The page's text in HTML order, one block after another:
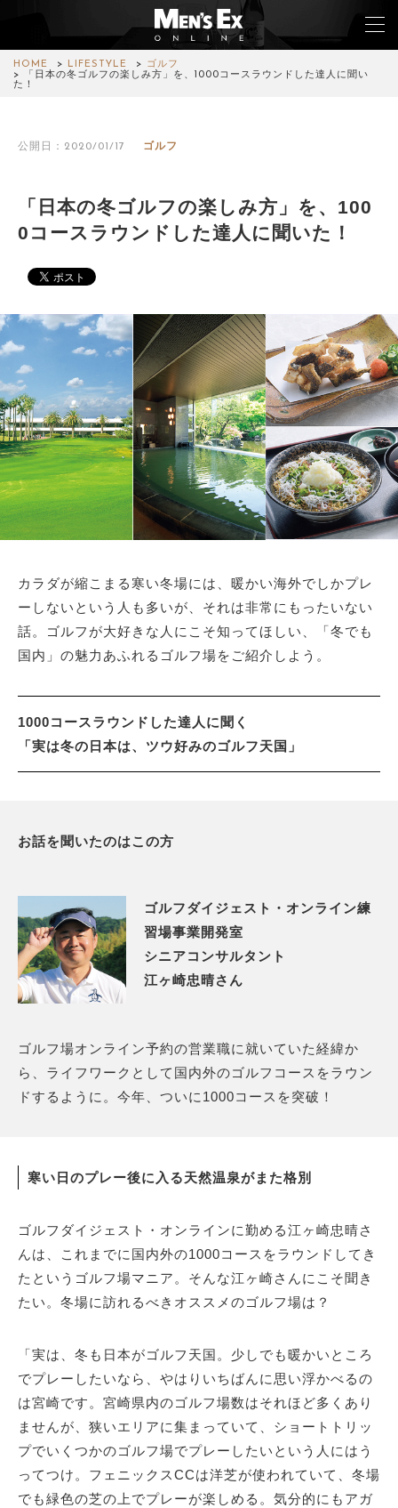
HOME LIFESTYLE
ゴルフ
「日本の冬ゴルフの楽しみ方」を、1000コースラウンドした達人に聞い
た！
公開日：2020/01/17 ゴルフ
「日本の冬ゴルフの楽しみ方」を、100
0コースラウンドした達人に聞いた！
カラダが縮こまる寒い冬場には、暖かい海外でしかプレ
ーしないという人も多いが、それは非常にもったいない
話。ゴルフが大好きな人にこそ知ってほしい、「冬でも
国内」の魅力あふれるゴルフ場をご紹介しよう。
1000コースラウンドした達人に聞く
「実は冬の日本は、ツウ好みのゴルフ天国」
お話を聞いたのはこの方
ゴルフダイジェスト・オンライン練
習場事業開発室
シニアコンサルタント
江ヶ崎忠晴さん
ゴルフ場オンライン予約の営業職に就いていた経緯か
ら、ライフワークとして国内外のゴルフコースをラウン
ドするように。今年、ついに1000コースを突破！
寒い日のプレー後に入る天然温泉がまた格別
ゴルフダイジェスト・オンラインに勤める江ヶ崎忠晴さ
んは、これまでに国内外の1000コースをラウンドしてき
たというゴルフ場マニア。そんな江ヶ崎さんにこそ聞き
たい。冬場に訪れるべきオススメのゴルフ場は？
「実は、冬も日本がゴルフ天国。少しでも暖かいところ
でプレーしたいなら、やはりいちばんに思い浮かべるの
は宮崎です。宮崎県内のゴルフ場数はそれほど多くあり
ませんが、狭いエリアに集まっていて、ショートトリッ
プでいくつかのゴルフ場でプレーしたいという人にはう
ってつけ。フェニックスCCは洋芝が使われていて、冬場
でも緑色の芝の上でプレーが楽しめる。気分的にもアガ
FASHION
WATCH
CAR&BIKE
LIFESTYLE
COLUMN
MAGAZINE
ABOUT SITE
サイトマップ